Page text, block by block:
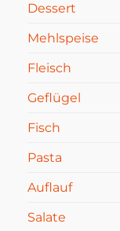
Dessert
Mehlspeise
Fleisch
Geflügel
Fisch
Pasta
Auflauf
Salate